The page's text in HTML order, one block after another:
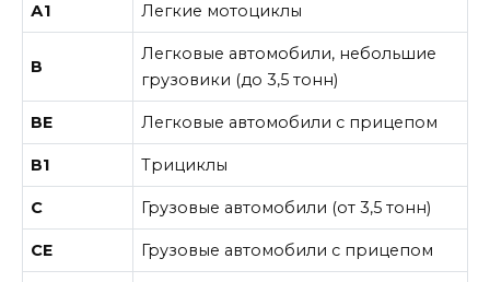
А1 Легкие мотоциклы
В
Легковые автомобили, небольшие
грузовики (до 3,5 тонн)
ВE Легковые автомобили с прицепом
В1 Трициклы
С Грузовые автомобили (от 3,5 тонн)
СE Грузовые автомобили с прицепом